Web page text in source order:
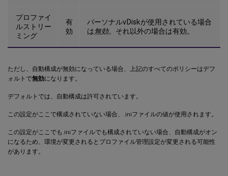
プロファイ
ルストリー
ミング
有
効
パーソナルvDiskが使用されている場合
は無効。それ以外の場合は有効。
ただし、自動構成が無効になっている場合、上記のすべてのポリシーはデフ
ォルトで無効になります。
デフォルトでは、自動構成は許可されています。
この設定がここで構成されていない場合、.iniファイルの値が使用されます。
この設定がここでも.iniファイルでも構成されていない場合、自動構成がオン
になるため、環境が変更されるとプロファイル管理設定が変更される可能性
があります。